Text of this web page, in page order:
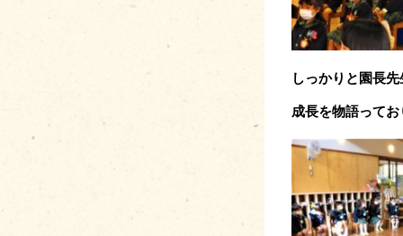
しっかりと園長
成長を物語って